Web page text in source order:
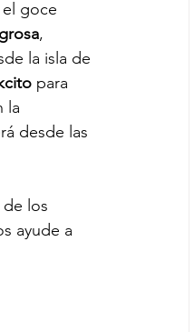
el goce
,
la isla de
para
la
desde las
de los
ayude a